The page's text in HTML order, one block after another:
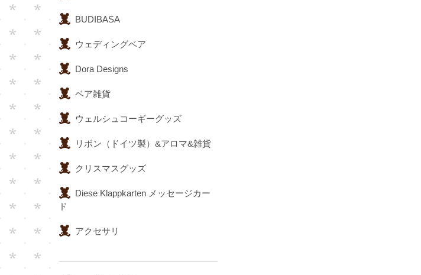
BUDIBASA
ウェディングベア
Dora Designs
ベア雑貨
ウェルシュコーギーグッズ
リボン（ドイツ製）&アロマ&雑貨
クリスマスグッズ
Diese Klappkarten メッセージカー
ド
アクセサリ